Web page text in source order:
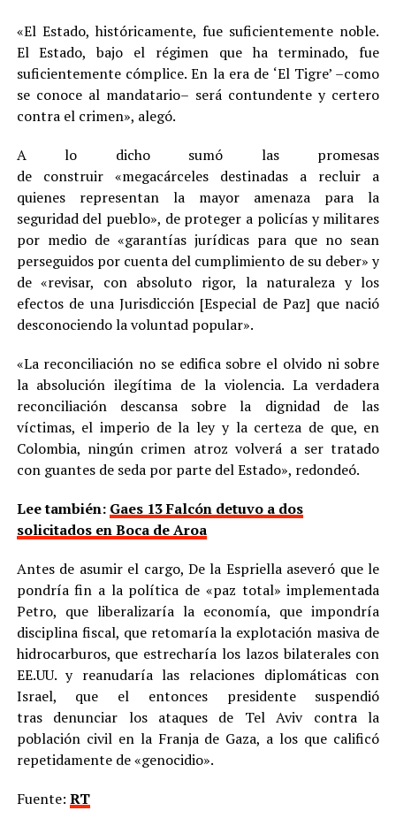
«El Estado, históricamente, fue suficientemente noble.
El Estado, bajo el régimen que ha terminado, fue
suficientemente cómplice. En la era de ‘El Tigre’ –como
se conoce al mandatario– será contundente y certero
contra el crimen», alegó.
A lo dicho sumó las promesas
de construir «megacárceles destinadas a recluir a
quienes representan la mayor amenaza para la
seguridad del pueblo», de proteger a policías y militares
por medio de «garantías jurídicas para que no sean
perseguidos por cuenta del cumplimiento de su deber» y
de «revisar, con absoluto rigor, la naturaleza y los
efectos de una Jurisdicción [Especial de Paz] que nació
desconociendo la voluntad popular».
«La reconciliación no se edifica sobre el olvido ni sobre
la absolución ilegítima de la violencia. La verdadera
reconciliación descansa sobre la dignidad de las
víctimas, el imperio de la ley y la certeza de que, en
Colombia, ningún crimen atroz volverá a ser tratado
con guantes de seda por parte del Estado», redondeó.
Lee también: Gaes 13 Falcón detuvo a dos
solicitados en Boca de Aroa
Antes de asumir el cargo, De la Espriella aseveró que le
pondría fin a la política de «paz total» implementada
Petro, que liberalizaría la economía, que impondría
disciplina fiscal, que retomaría la explotación masiva de
hidrocarburos, que estrecharía los lazos bilaterales con
EE.UU. y reanudaría las relaciones diplomáticas con
Israel, que el entonces presidente suspendió
tras denunciar los ataques de Tel Aviv contra la
población civil en la Franja de Gaza, a los que calificó
repetidamente de «genocidio».
Fuente: RT